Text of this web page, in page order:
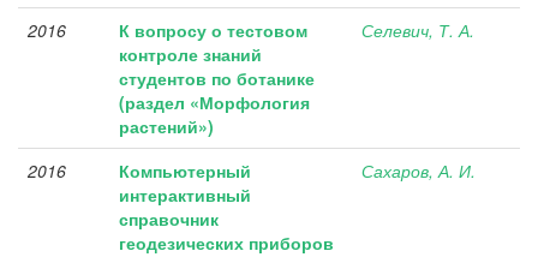
2016
К вопросу о тестовом
контроле знаний
студентов по ботанике
(раздел «Морфология
растений»)
Селевич, Т. А.
2016
Компьютерный
интерактивный
справочник
геодезических приборов
Сахаров, А. И.